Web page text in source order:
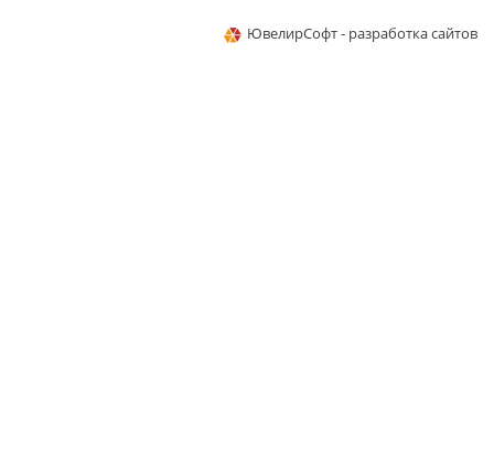
ЮвелирСофт - разработка сайтов